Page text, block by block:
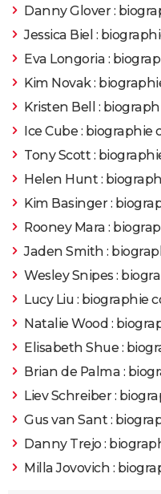
2016 Star Trek Beyond
2016 Zootopie Rôle: Chief
Rôle:
2016
Star Trek 3 Sans
sortie, avis, séances
2015
Le Monde de Dory :
séances, histoire
2015 Gunman Rôle:
Rôle: Narrator
2013 Mandela : Un long
Mandela
Danny Glover :
Jessica Biel :
Eva Longoria :
Kim Novak :
Kristen Bell :
Ice Cube :
Tony Scott :
Helen Hunt :
Kim Basinger :
Rooney Mara :
Jaden Smith :
Wesley Snipes :
Lucy Liu : biographie
Natalie Wood :
Elisabeth Shue :
Brian de Palma :
Liev Schreiber :
Gus van Sant :
Danny Trejo :
Milla Jovovich :